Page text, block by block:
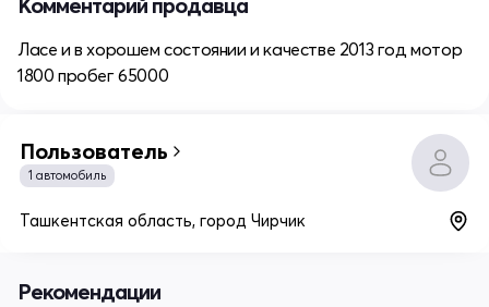
Ласе и в хорошем состоянии и качестве 2013 год мотор
1800 пробег 65000
Пользователь
1 автомобиль
Ташкентская область, город Чирчик
Рекомендации